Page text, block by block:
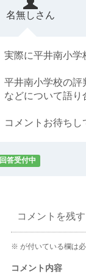
名無しさん
実際に平井南小学
平井南小学校の評
などについて語り
コメントお待ちし
回答受付中
コメントを残す
※ が付いている欄は